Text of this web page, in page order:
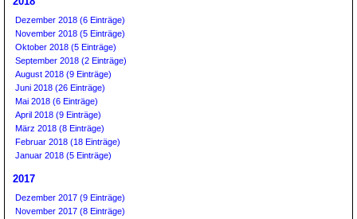
Dezember 2018 (6 Einträge)
November 2018 (5 Einträge)
Oktober 2018 (5 Einträge)
September 2018 (2 Einträge)
August 2018 (9 Einträge)
Juni 2018 (26 Einträge)
Mai 2018 (6 Einträge)
April 2018 (9 Einträge)
März 2018 (8 Einträge)
Februar 2018 (18 Einträge)
Januar 2018 (5 Einträge)
2017
Dezember 2017 (9 Einträge)
November 2017 (8 Einträge)